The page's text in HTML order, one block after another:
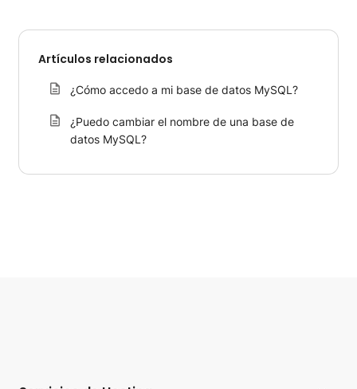
Artículos relacionados
¿Cómo accedo a mi base de datos MySQL?
¿Puedo cambiar el nombre de una base de
datos MySQL?